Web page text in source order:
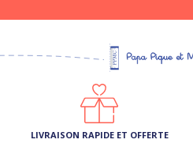
LIVRAISON RAPIDE ET OFFERTE